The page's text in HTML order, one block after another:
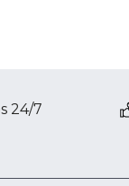
24/7